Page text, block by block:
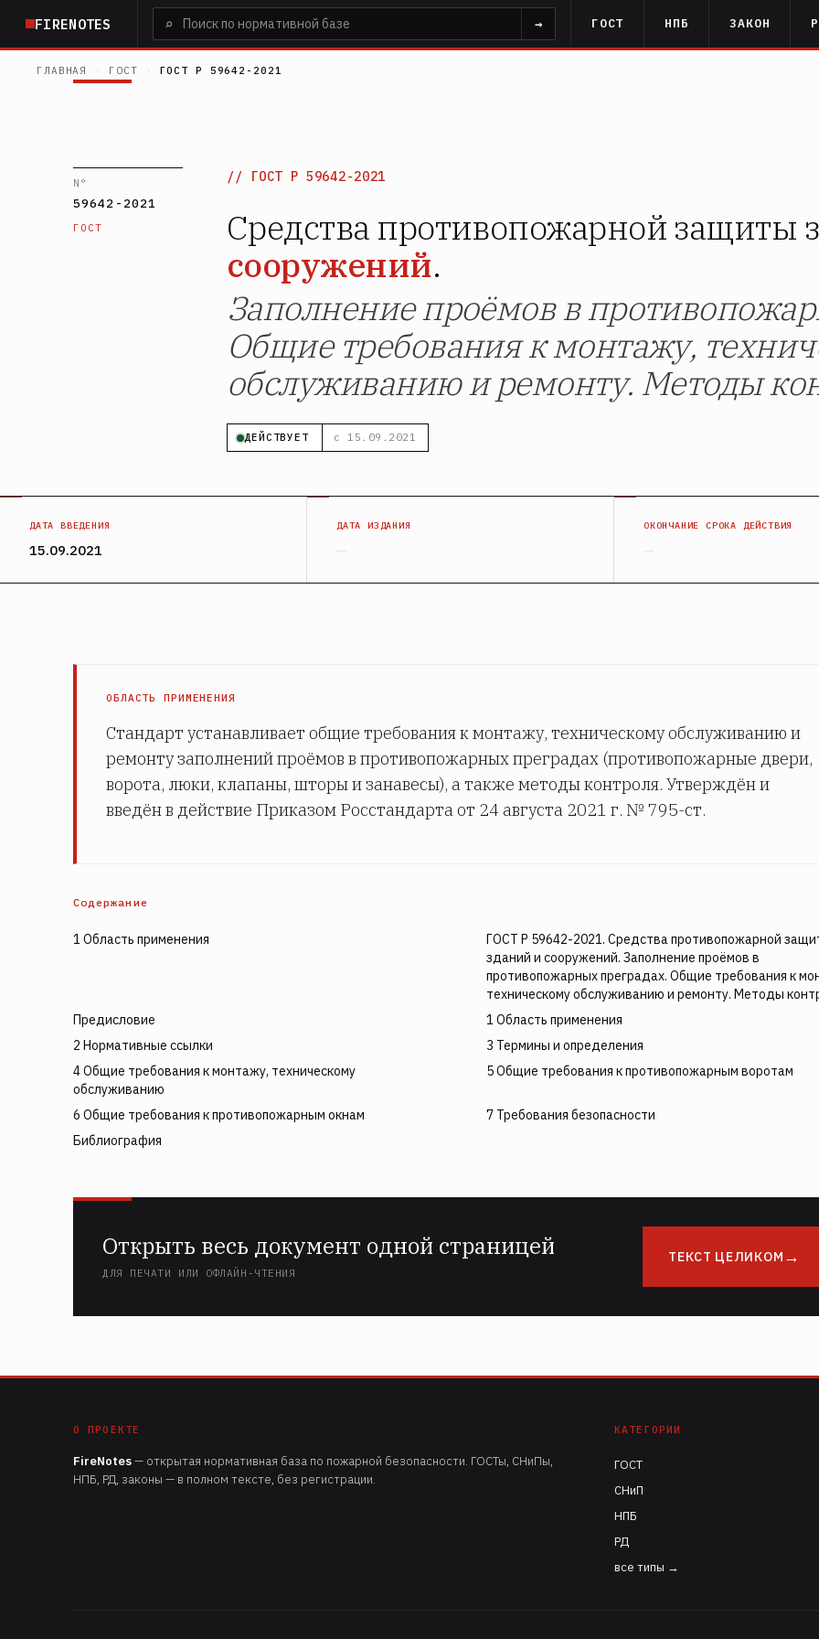
основному
содержанию
FIRENOTES ⌕ → ГОСТ НПБ ЗАКОН
ГЛАВНАЯ ГОСТ ГОСТ Р 59642-2021
N°
59642-2021
ГОСТ
ГОСТ Р 59642-2021
Средства противопожарной защиты
сооружений.
Заполнение проёмов в
Общие требования к монтажу,
обслуживанию и ремонту. Методы
ДЕЙСТВУЕТ с 15.09.2021
ДАТА ВВЕДЕНИЯ
15.09.2021
ДАТА ИЗДАНИЯ
—
ОКОНЧАНИЕ СРОКА ДЕЙСТВИЯ
—
ОБЛАСТЬ ПРИМЕНЕНИЯ
Стандарт устанавливает общие требования к монтажу, техническому обслуживанию и
ремонту заполнений проёмов в противопожарных преградах (противопожарные двери,
ворота, люки, клапаны, шторы и занавесы), а также методы контроля. Утверждён и
введён в действие Приказом Росстандарта от 24 августа 2021 г. № 795-ст.
Содержание
1 Область применения
ГОСТ Р 59642-2021. Средства противопожарной
зданий и сооружений. Заполнение проёмов в
противопожарных преградах. Общие требования к
техническому обслуживанию и ремонту. Методы
Предисловие
1 Область применения
2 Нормативные ссылки
3 Термины и определения
4 Общие требования к монтажу, техническому
обслуживанию
5 Общие требования к противопожарным воротам
6 Общие требования к противопожарным окнам
7 Требования безопасности
Библиография
Открыть весь документ одной страницей
ДЛЯ ПЕЧАТИ ИЛИ ОФЛАЙН-ЧТЕНИЯ
ТЕКСТ ЦЕЛИКОМ
О ПРОЕКТЕ
FireNotes— открытая нормативная база по пожарной безопасности. ГОСТы, СНиПы,
НПБ, РД, законы — в полном тексте, без регистрации.
КАТЕГОРИИ
ГОСТ
СНиП
НПБ
РД
все типы →